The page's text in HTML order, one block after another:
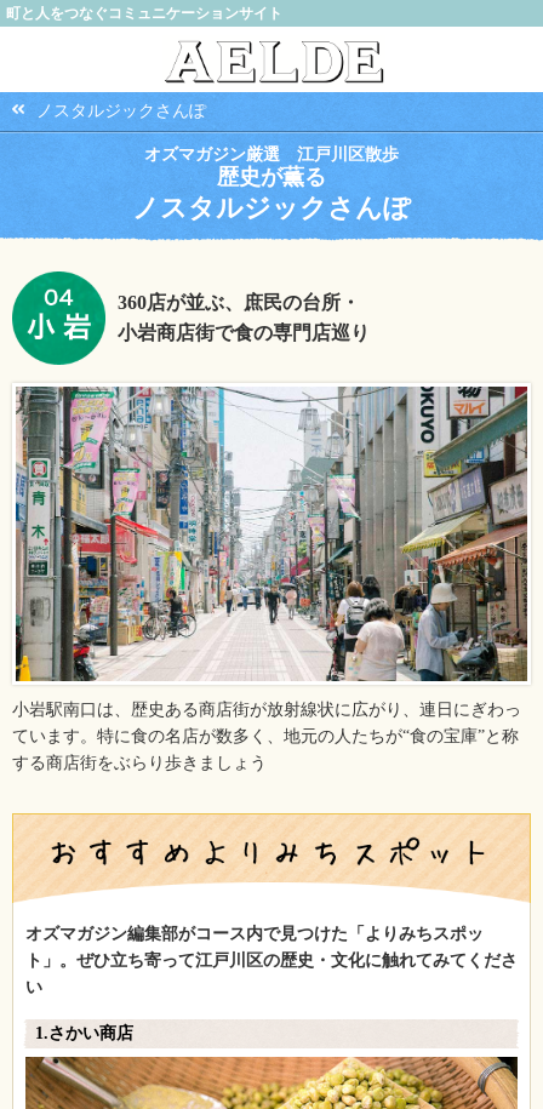
町と人をつなぐコミュニケーションサイト
ノスタルジックさんぽ
オズマガジン厳選 江戸川区散歩
歴史が薫る
ノスタルジックさんぽ
360店が並ぶ、庶民の台所・
小岩商店街で食の専門店巡り
小岩駅南口は、歴史ある商店街が放射線状に広がり、連日にぎわっ
ています。特に食の名店が数多く、地元の人たちが“食の宝庫”と称
する商店街をぶらり歩きましょう
オズマガジン編集部がコース内で見つけた「よりみちスポッ
ト」。ぜひ立ち寄って江戸川区の歴史・文化に触れてみてくださ
い
1.さかい商店